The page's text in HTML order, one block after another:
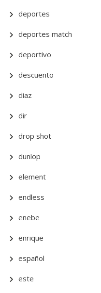
deportes
deportes match
deportivo
descuento
diaz
dir
drop shot
dunlop
element
endless
enebe
enrique
español
este